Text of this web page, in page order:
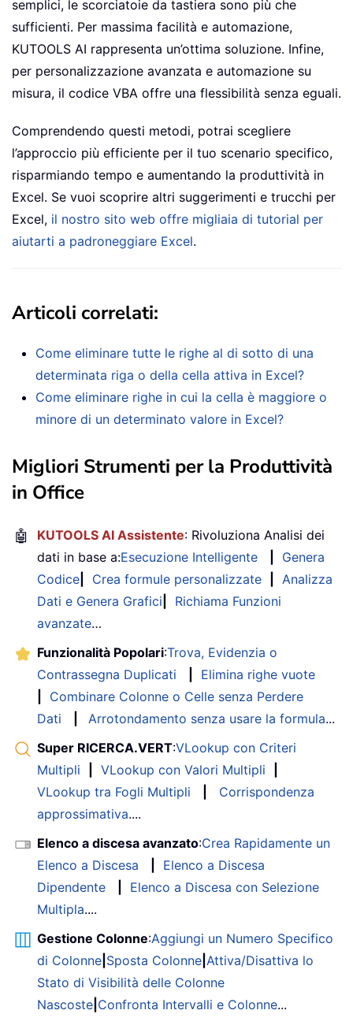
semplici, le scorciatoie da tastiera sono più che
sufficienti. Per massima facilità e automazione,
KUTOOLS AI rappresenta un’ottima soluzione. Infine,
per personalizzazione avanzata e automazione su
misura, il codice VBA offre una flessibilità senza eguali.
Comprendendo questi metodi, potrai scegliere
l’approccio più efficiente per il tuo scenario specifico,
risparmiando tempo e aumentando la produttività in
Excel. Se vuoi scoprire altri suggerimenti e trucchi per
Excel, il nostro sito web offre migliaia di tutorial per
aiutarti a padroneggiare Excel.
Articoli correlati:
Come eliminare tutte le righe al di sotto di una
determinata riga o della cella attiva in Excel?
Come eliminare righe in cui la cella è maggiore o
minore di un determinato valore in Excel?
Migliori Strumenti per la Produttività
in Office
🤖 KUTOOLS AI Assistente: Rivoluziona Analisi dei
dati in base a:Esecuzione Intelligente
Genera
Codice
Crea formule personalizzate
Analizza
Dati e Genera Grafici
Richiama Funzioni
avanzate…
Funzionalità Popolari:Trova, Evidenzia o
Contrassegna Duplicati
Elimina righe vuote
Combinare Colonne o Celle senza Perdere
Dati
Arrotondamento senza usare la formula...
Super RICERCA.VERT:VLookup con Criteri
Multipli
VLookup con Valori Multipli
VLookup tra Fogli Multipli
Corrispondenza
approssimativa....
Elenco a discesa avanzato:Crea Rapidamente un
Elenco a Discesa
Elenco a Discesa
Dipendente
Elenco a Discesa con Selezione
Multipla....
Gestione Colonne:Aggiungi un Numero Specifico
di Colonne Sposta Colonne Attiva/Disattiva lo
Stato di Visibilità delle Colonne
Nascoste Confronta Intervalli e Colonne...